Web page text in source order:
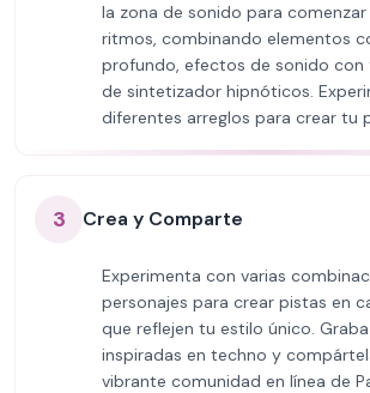
la zona de sonido para
ritmos, combinando elementos
profundo, efectos de sonido con
de sintetizador hipnóticos.
diferentes arreglos para crear tu
3 Crea y Comparte
Experimenta con varias
personajes para crear pistas en
que reflejen tu estilo único.
inspiradas en techno y
vibrante comunidad en línea de